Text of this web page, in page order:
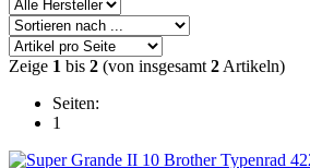
Zeige 1 bis 2 (von insgesamt 2 Artikeln)
Seiten:
1